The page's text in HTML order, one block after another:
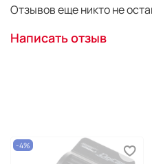
Отзывов еще никто не
Написать отзыв
-4%